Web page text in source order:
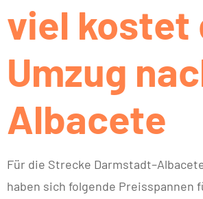
viel kostet
Umzug
Albacete
Für die Strecke
haben sich folgende Preisspannen